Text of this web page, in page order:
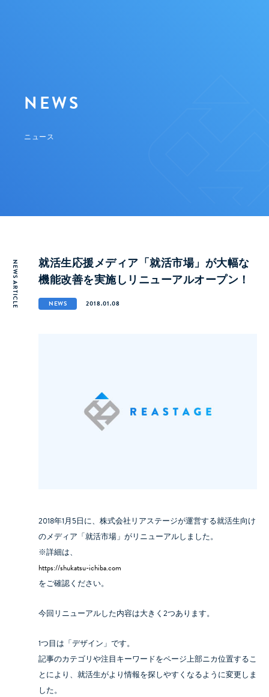
NEWS
ニュース
NEWS ARTICLE
就活生応援メディア「就活市場」が大幅な
機能改善を実施しリニューアルオープン！
NEWS 2018.01.08
2018年1月5日に、株式会社リアステージが運営する就活生向け
のメディア「就活市場」がリニューアルしました。
※詳細は、
https://shukatsu-ichiba.com
をご確認ください。
今回リニューアルした内容は大きく2つあります。
1つ目は「デザイン」です。
記事のカテゴリや注目キーワードをページ上部ニカ位置するこ
とにより、就活生がより情報を探しやすくなるように変更しま
した。